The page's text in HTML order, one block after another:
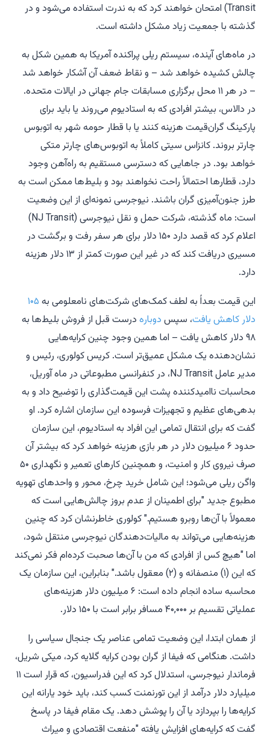
Transit) امتحان خواهند کرد که به ندرت استفاده می‌شود و در
گذشته با جمعیت زیاد مشکل داشته است.
در ماه‌های آینده، سیستم ریلی پراکنده آمریکا به همین شکل به
چالش کشیده خواهد شد – و نقاط ضعف آن آشکار خواهد شد
– در هر ۱۱ محل برگزاری مسابقات جام جهانی در ایالات متحده.
در دالاس، بیشتر افرادی که به استادیوم می‌روند یا باید برای
پارکینگ گران‌قیمت هزینه کنند یا با قطار حومه شهر به اتوبوس
چارتر بروند. کانزاس سیتی کاملاً به اتوبوس‌های چارتر متکی
خواهد بود. در جاهایی که دسترسی مستقیم به راه‌آهن وجود
دارد، قطارها احتمالاً راحت نخواهند بود و بلیط‌ها ممکن است به
طرز جنون‌آمیزی گران باشند. نیوجرسی نمونه‌ای از این وضعیت
است: ماه گذشته، شرکت حمل و نقل نیوجرسی (NJ Transit)
اعلام کرد که قصد دارد ۱۵۰ دلار برای هر سفر رفت و برگشت در
مسیری دریافت کند که در غیر این صورت کمتر از ۱۳ دلار هزینه
دارد.
این قیمت بعداً به لطف کمک‌های شرکت‌های نامعلومی به ۱۰۵
دلار کاهش یافت، سپس دوباره درست قبل از فروش بلیط‌ها به
۹۸ دلار کاهش یافت – اما همین وجود چنین کرایه‌هایی
نشان‌دهنده یک مشکل عمیق‌تر است. کریس کولوری، رئیس و
مدیر عامل NJ Transit، در کنفرانسی مطبوعاتی در ماه آوریل،
محاسبات ناامیدکننده پشت این قیمت‌گذاری را توضیح داد و به
بدهی‌های عظیم و تجهیزات فرسوده این سازمان اشاره کرد. او
گفت که برای انتقال تمامی این افراد به استادیوم، این سازمان
حدود ۶ میلیون دلار در هر بازی هزینه خواهد کرد که بیشتر آن
صرف نیروی کار و امنیت، و همچنین کارهای تعمیر و نگهداری ۵۰
واگن ریلی می‌شود؛ این شامل خرید چرخ، محور و واحدهای تهویه
مطبوع جدید "برای اطمینان از عدم بروز چالش‌هایی است که
معمولاً با آن‌ها روبرو هستیم." کولوری خاطرنشان کرد که چنین
هزینه‌هایی می‌تواند به مالیات‌دهندگان نیوجرسی منتقل شود،
اما "هیچ کس از افرادی که من با آن‌ها صحبت کرده‌ام فکر نمی‌کند
که این (۱) منصفانه و (۲) معقول باشد." بنابراین، این سازمان یک
محاسبه ساده انجام داده است: ۶ میلیون دلار هزینه‌های
عملیاتی تقسیم بر ۴۰,۰۰۰ مسافر برابر است با ۱۵۰ دلار.
از همان ابتدا، این وضعیت تمامی عناصر یک جنجال سیاسی را
داشت. هنگامی که فیفا از گران بودن کرایه گلایه کرد، میکی شریل،
فرماندار نیوجرسی، استدلال کرد که این فدراسیون، که قرار است ۱۱
میلیارد دلار درآمد از این تورنمنت کسب کند، باید خود یارانه‌ این
کرایه‌ها را بپردازد یا آن را پوشش دهد. یک مقام فیفا در پاسخ
گفت که کرایه‌های افزایش یافته "منفعت اقتصادی و میراث